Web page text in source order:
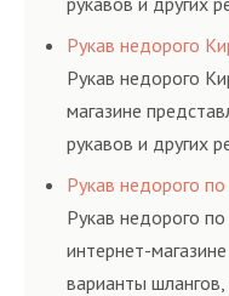
соответствующих
и нормативам.
Рукав недорого
Рукав недорого
магазине
рукавов и других
соответствующих
и нормативам.
Рукав недорого
Рукав недорого
интернет-
варианты шлангов,